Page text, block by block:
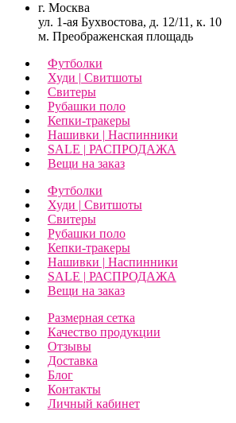
г. Москва
ул. 1-ая Бухвостова, д. 12/11, к. 10
м. Преображенская площадь
Футболки
Худи | Свитшоты
Свитеры
Рубашки поло
Кепки-тракеры
Нашивки | Наспинники
SALE | РАСПРОДАЖА
Вещи на заказ
Футболки
Худи | Свитшоты
Свитеры
Рубашки поло
Кепки-тракеры
Нашивки | Наспинники
SALE | РАСПРОДАЖА
Вещи на заказ
Размерная сетка
Качество продукции
Отзывы
Доставка
Блог
Контакты
Личный кабинет